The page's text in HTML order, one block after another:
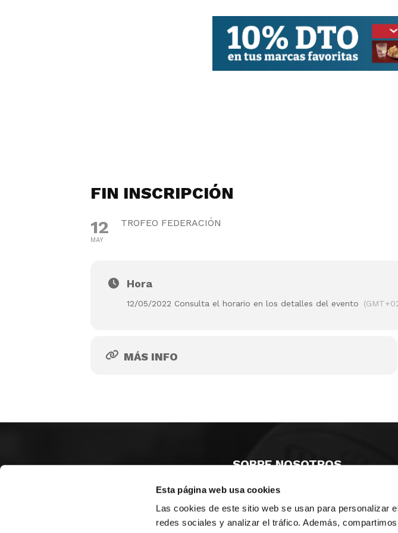
Esta página web usa cookies
Las cookies de este sitio web se usan para personalizar
redes sociales y analizar el tráfico. Además,
FIN INSCRIPCIÓN
12
MAY
TROFEO FEDERACIÓN
Hora
12/05/2022 Consulta el horario en los detalles del evento
MÁS INFO
SOBRE NOSOTROS
CASTELLON
VALENCIA
MONESTIR DE POBLET 14 1ª 3º
ALICANTE
CIUDAD DE MATANZAS 12